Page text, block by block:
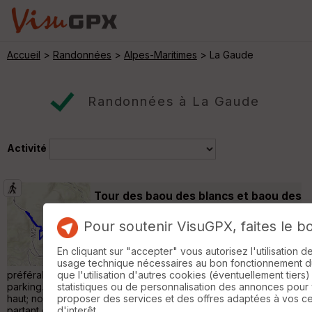
Accueil > Randonnées > Alpes-Maritimes > La Gaude
Randonnées à La Gaude
Activité
Tour des baou des blancs et baou des
350 m
Belle randonnée avec de superbes vues sur
la côte et les monts environnants. Il est
préférable de partir de la borne 129 mais il y a là très peu de
parking. C'est pourquoi nous nous sommes garés un peu plus
haut; nous avons fait du hors piste pour rejoindre le sentier
Pour soutenir VisuGPX, faites le
En cliquant sur "accepter" vous autorisez l'utilisation
usage technique nécessaires au bon fonctionnement
que l'utilisation d'autres cookies (éventuellement
statistiques ou de personnalisation des annonces pour
proposer des services et des offres adaptées à vos